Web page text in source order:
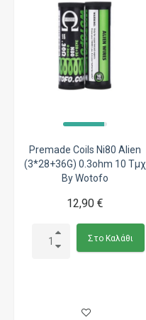
Premade Coils Ni80 Alien
(3*28+36G) 0.3ohm 10 Τμχ
By Wotofo
12,90 €
Στο Καλάθι